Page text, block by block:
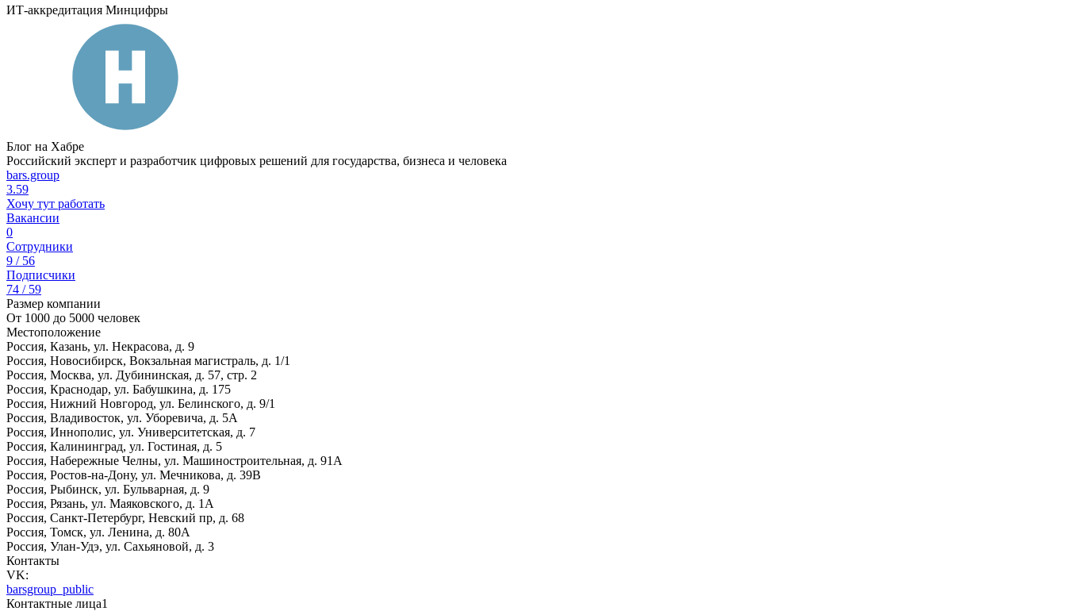
ИТ-аккредитация Минцифры
Блог на Хабре
Российский эксперт и разработчик цифровых решений для государства, бизнеса и человека
bars.group
3.59
Хочу тут работать
Вакансии
0
Сотрудники
9 / 56
Подписчики
74 / 59
Размер компании
От 1000 до 5000 человек
Местоположение
Россия, Казань, ул. Некрасова, д. 9
Россия, Новосибирск, Вокзальная магистраль, д. 1/1
Россия, Москва, ул. Дубининская, д. 57, стр. 2
Россия, Краснодар, ул. Бабушкина, д. 175
Россия, Нижний Новгород, ул. Белинского, д. 9/1
Россия, Владивосток, ул. Уборевича, д. 5А
Россия, Иннополис, ул. Университетская, д. 7
Россия, Калининград, ул. Гостиная, д. 5
Россия, Набережные Челны, ул. Машиностроительная, д. 91А
Россия, Ростов-на-Дону, ул. Мечникова, д. 39В
Россия, Рыбинск, ул. Бульварная, д. 9
Россия, Рязань, ул. Маяковского, д. 1А
Россия, Санкт-Петербург, Невский пр, д. 68
Россия, Томск, ул. Ленина, д. 80А
Россия, Улан-Удэ, ул. Сахьяновой, д. 3
Контакты
VK:
barsgroup_public
Контактные лица1